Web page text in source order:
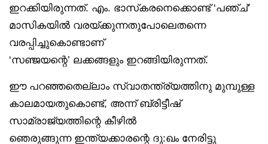
ഇറക്കിയിരുന്നത്. എം. ഭാസ്‌കരനെക്കൊണ്ട് ‘പഞ്ച്’
മാസികയിൽ വരയ്ക്കുന്നതുപോലെതന്നെ
വരപ്പിച്ചുകൊണ്ടാണ്
‘സഞ്ജയന്റെ’ ലക്കങ്ങളും ഇറങ്ങിയിരുന്നത്.
ഈ പറഞ്ഞതെല്ലാം സ്വാതന്ത്ര്യത്തിനു മുമ്പുള്ള
കാലമായതുകൊണ്ട്, അന്ന് ബ്രിട്ടീഷ്
സാമ്രാജ്യത്തിന്റെ കീഴിൽ
ഞെരുങ്ങുന്ന ഇന്ത്യക്കാരന്റെ ദു:ഖം നേരിട്ടു